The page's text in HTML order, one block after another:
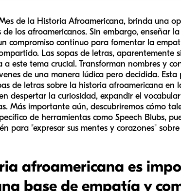
de la Historia Afroamericana, brinda una
los afroamericanos. Sin embargo, enseñar
compromiso continuo para fomentar la
Las sopas de letras, aparentemente
este tema crucial. Transforman nombres y
de una manera lúdica pero decidida.
de letras sobre la historia afroamericana
despertar la curiosidad, expandir el
Más importante aún, descubriremos cómo
de herramientas como Speech Blubs,
para "expresar sus mentes y corazones"
afroamericana es
base de empatía y